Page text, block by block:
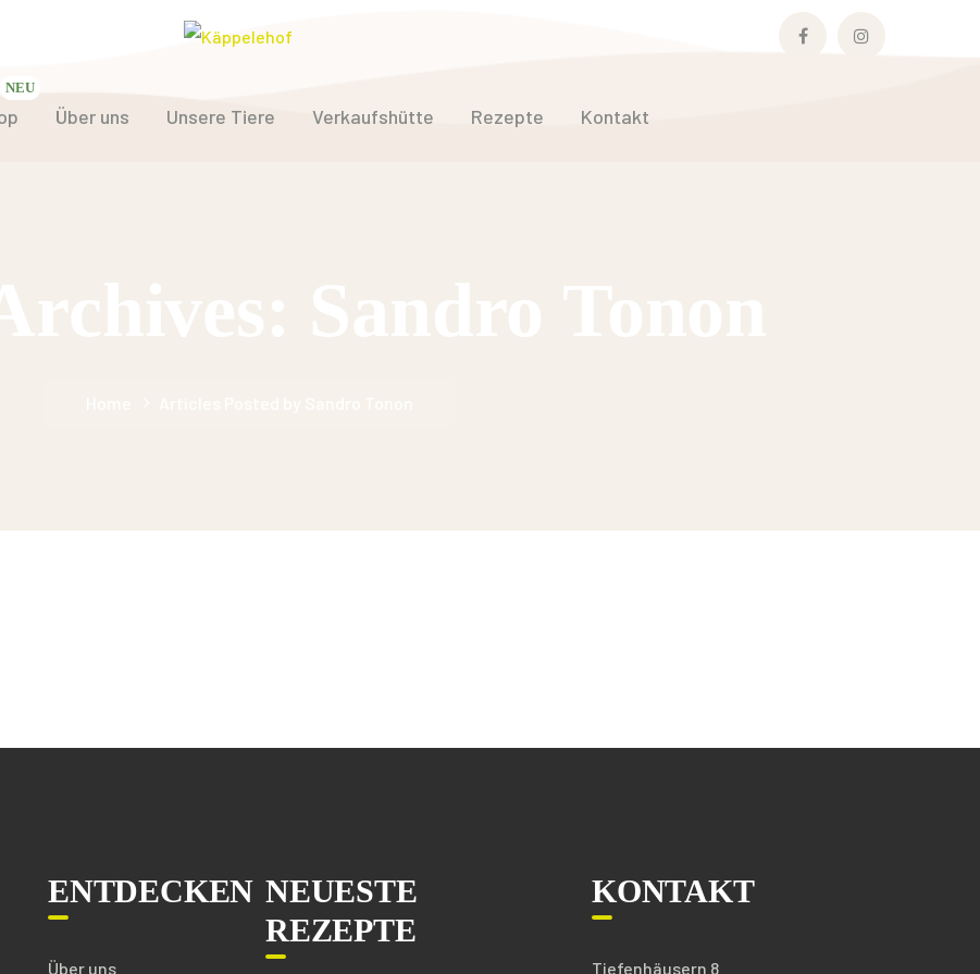
FacebookInstagram
Über uns Unsere Tiere Verkaufshütte Rezepte Kontakt
ENTDECKEN
Über uns
NEUESTE
REZEPTE
KONTAKT
Tiefenhäusern 8